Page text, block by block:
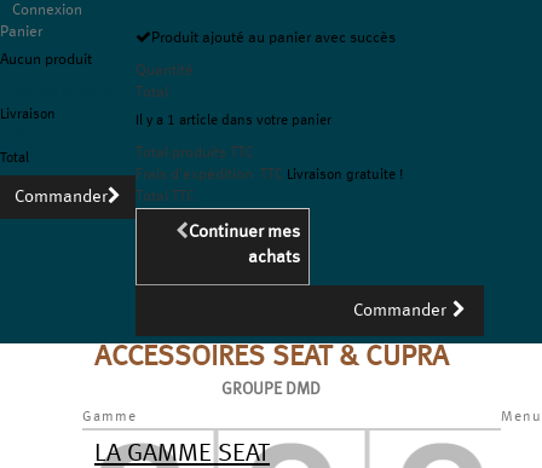
Connexion
Panier
Aucun produit
Livraison
Total
Commander
Produit ajouté au panier avec succès
Quantité
Total
Il y a 1 article dans votre panier
Total produits TTC
Frais d'expédition TTC Livraison gratuite !
Total TTC
Continuer mes
achats
Commander
ACCESSOIRES SEAT & CUPRA
GROUPE DMD
Menu
Gamme
LA GAMME SEAT